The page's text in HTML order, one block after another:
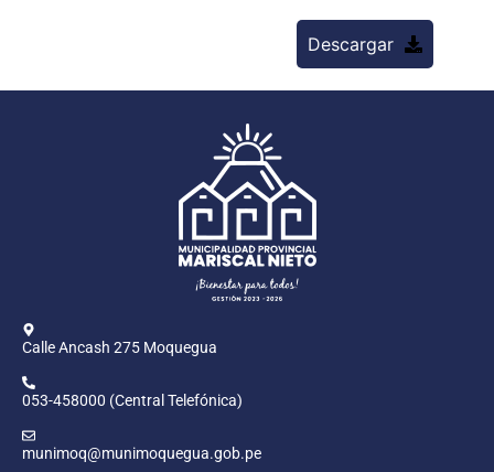
Descargar
Calle Ancash 275 Moquegua
053-458000 (Central Telefónica)
munimoq@munimoquegua.gob.pe